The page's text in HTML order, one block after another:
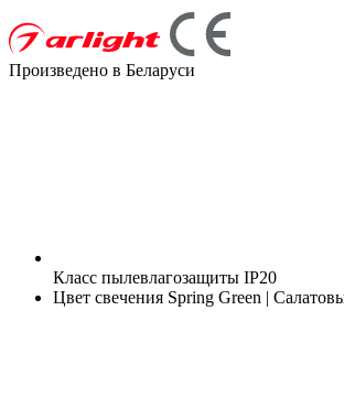
Произведено в Беларуси
Класс пылевлагозащиты IP20
Цвет свечения Spring Green |